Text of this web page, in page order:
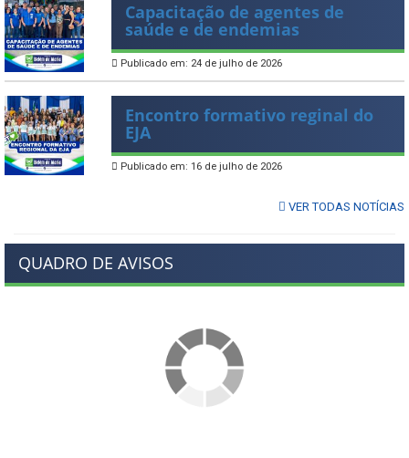
Capacitação de agentes de
saúde e de endemias
Publicado em: 24 de julho de 2026
Encontro formativo reginal do
EJA
Publicado em: 16 de julho de 2026
VER TODAS NOTÍCIAS
QUADRO DE AVISOS